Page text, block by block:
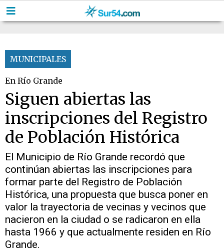
MUNICIPALES
En Río Grande
Siguen abiertas las
inscripciones del Registro
de Población Histórica
El Municipio de Río Grande recordó que
continúan abiertas las inscripciones para
formar parte del Registro de Población
Histórica, una propuesta que busca poner en
valor la trayectoria de vecinas y vecinos que
nacieron en la ciudad o se radicaron en ella
hasta 1966 y que actualmente residen en Río
Grande.